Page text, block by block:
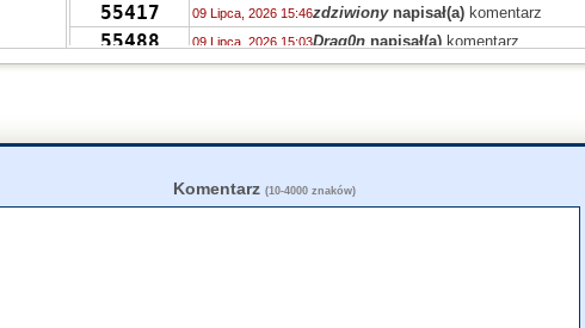
55417 09 Lipca, 2026 15:46zdziwionynapisał(a) komentarz
55488 09 Lipca, 2026 15:03Drag0n napisał(a) komentarz
55470 08 Lipca, 2026 23:50PTPPnapisał(a)komentarz
06 Lipca, 2026 16:41 Trześnieski
55124 Xenonnapisał(a)komentarz
Komentarz (10-4000 znaków)